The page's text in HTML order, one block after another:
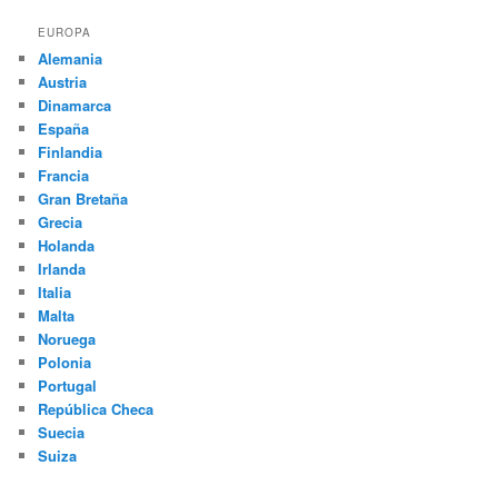
EUROPA
Alemania
Austria
Dinamarca
España
Finlandia
Francia
Gran Bretaña
Grecia
Holanda
Irlanda
Italia
Malta
Noruega
Polonia
Portugal
República Checa
Suecia
Suiza